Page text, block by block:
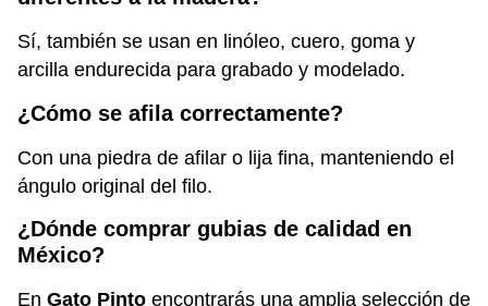
Sí, también se usan en linóleo, cuero, goma y
arcilla endurecida para grabado y modelado.
¿Cómo se afila correctamente?
Con una piedra de afilar o lija fina, manteniendo el
ángulo original del filo.
¿Dónde comprar gubias de calidad en
México?
En Gato Pinto encontrarás una amplia selección de